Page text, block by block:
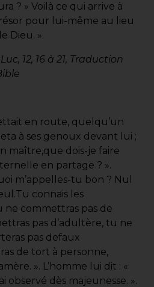
? » Voilà ce qui arrive à
pour lui-même au lieu
Dieu. ».
12, 16 à 21, Traduction
en route, quelqu’un
à ses genoux devant lui ;
maître,que dois-je faire
en partage ? ».
m’appelles-tu bon ? Nul
connais les
commettras pas de
pas d’adultère, tu ne
pas defaux
de tort à personne,
». L’homme lui dit : «
observé dès majeunesse. ».